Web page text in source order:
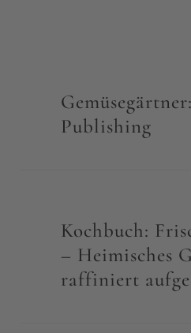
Publishing
Kochbuch:
– Heimisches
raffiniert